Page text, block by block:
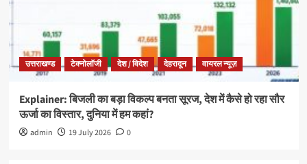
उत्तराखण्ड टेक्नोलॉजी देश / विदेश देहरादून वायरल न्यूज़
Explainer: बिजली का बड़ा विकल्प बनता सूरज, देश में कैसे हो रहा सौर
ऊर्जा का विस्तार, दुनिया में हम कहां?
admin 19 July 2026 0